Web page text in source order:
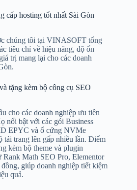
cấp hosting tốt nhất Sài Gòn
chúng tôi tại VINASOFT tổng
tiêu chí về hiệu năng, độ ổn
trị mang lại cho các doanh
tặng kèm bộ công cụ SEO
cho các doanh nghiệp ưu tiên
nổi bật với các gói Business
EPYC và ổ cứng NVMe
tải trang lên gấp nhiều lần. Điểm
kèm bộ theme và plugin
Rank Math SEO Pro, Elementor
giúp doanh nghiệp tiết kiệm
quả.